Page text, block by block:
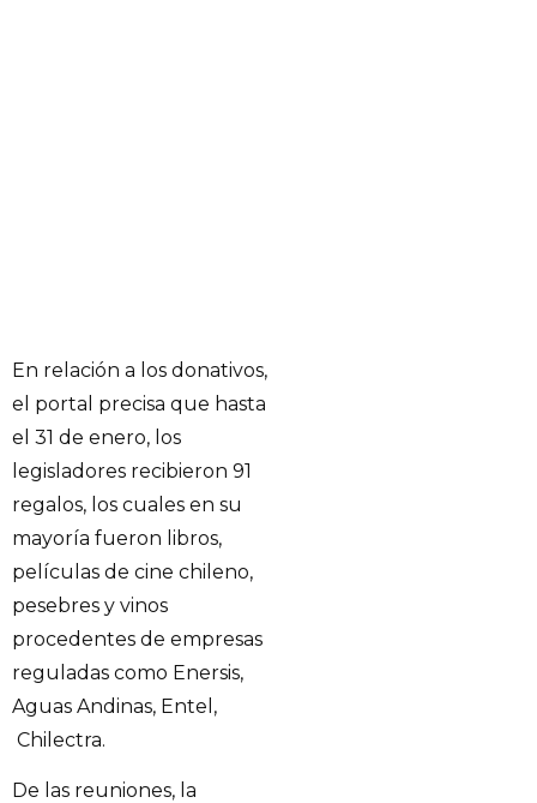
En relación a los donativos,
el portal precisa que hasta
el 31 de enero, los
legisladores recibieron 91
regalos, los cuales en su
mayoría fueron libros,
películas de cine chileno,
pesebres y vinos
procedentes de empresas
reguladas como Enersis,
Aguas Andinas, Entel,
Chilectra.
De las reuniones, la